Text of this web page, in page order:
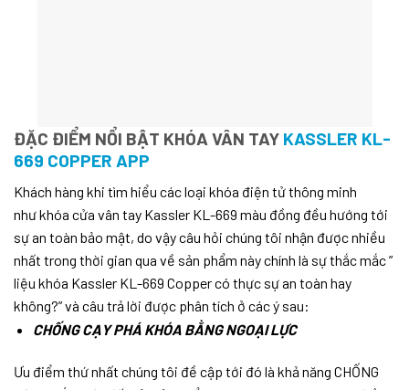
ĐẶC ĐIỂM NỔI BẬT KHÓA VÂN TAY KASSLER KL-
669 COPPER APP
Khách hàng khi tìm hiểu các loại khóa điện tử thông minh
như khóa cửa vân tay Kassler KL-669 màu đồng đều hướng tới
sự an toàn bảo mật, do vậy câu hỏi chúng tôi nhận được nhiều
nhất trong thời gian qua về sản phẩm này chính là sự thắc mắc ”
liệu khóa Kassler KL-669 Copper có thực sự an toàn hay
không?” và câu trả lời được phân tích ở các ý sau:
CHỐNG CẠY PHÁ KHÓA BẰNG NGOẠI LỰC
Ưu điểm thứ nhất chúng tôi đề cập tới đó là khả năng CHỐNG